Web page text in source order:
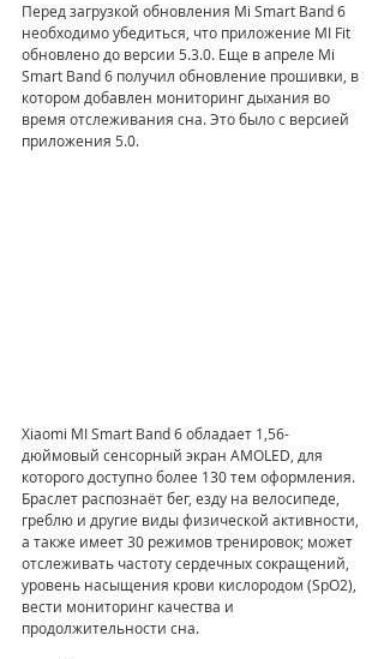
Перед загрузкой обновления Mi Smart Band 6
необходимо убедиться, что приложение MI Fit
обновлено до версии 5.3.0. Еще в апреле Mi
Smart Band 6 получил обновление прошивки, в
котором добавлен мониторинг дыхания во
время отслеживания сна. Это было с версией
приложения 5.0.
Xiaomi MI Smart Band 6 обладает 1,56-
дюймовый сенсорный экран AMOLED, для
которого доступно более 130 тем оформления.
Браслет распознаёт бег, езду на велосипеде,
греблю и другие виды физической активности,
а также имеет 30 режимов тренировок; может
отслеживать частоту сердечных сокращений,
уровень насыщения крови кислородом (SpO2),
вести мониторинг качества и
продолжительности сна.